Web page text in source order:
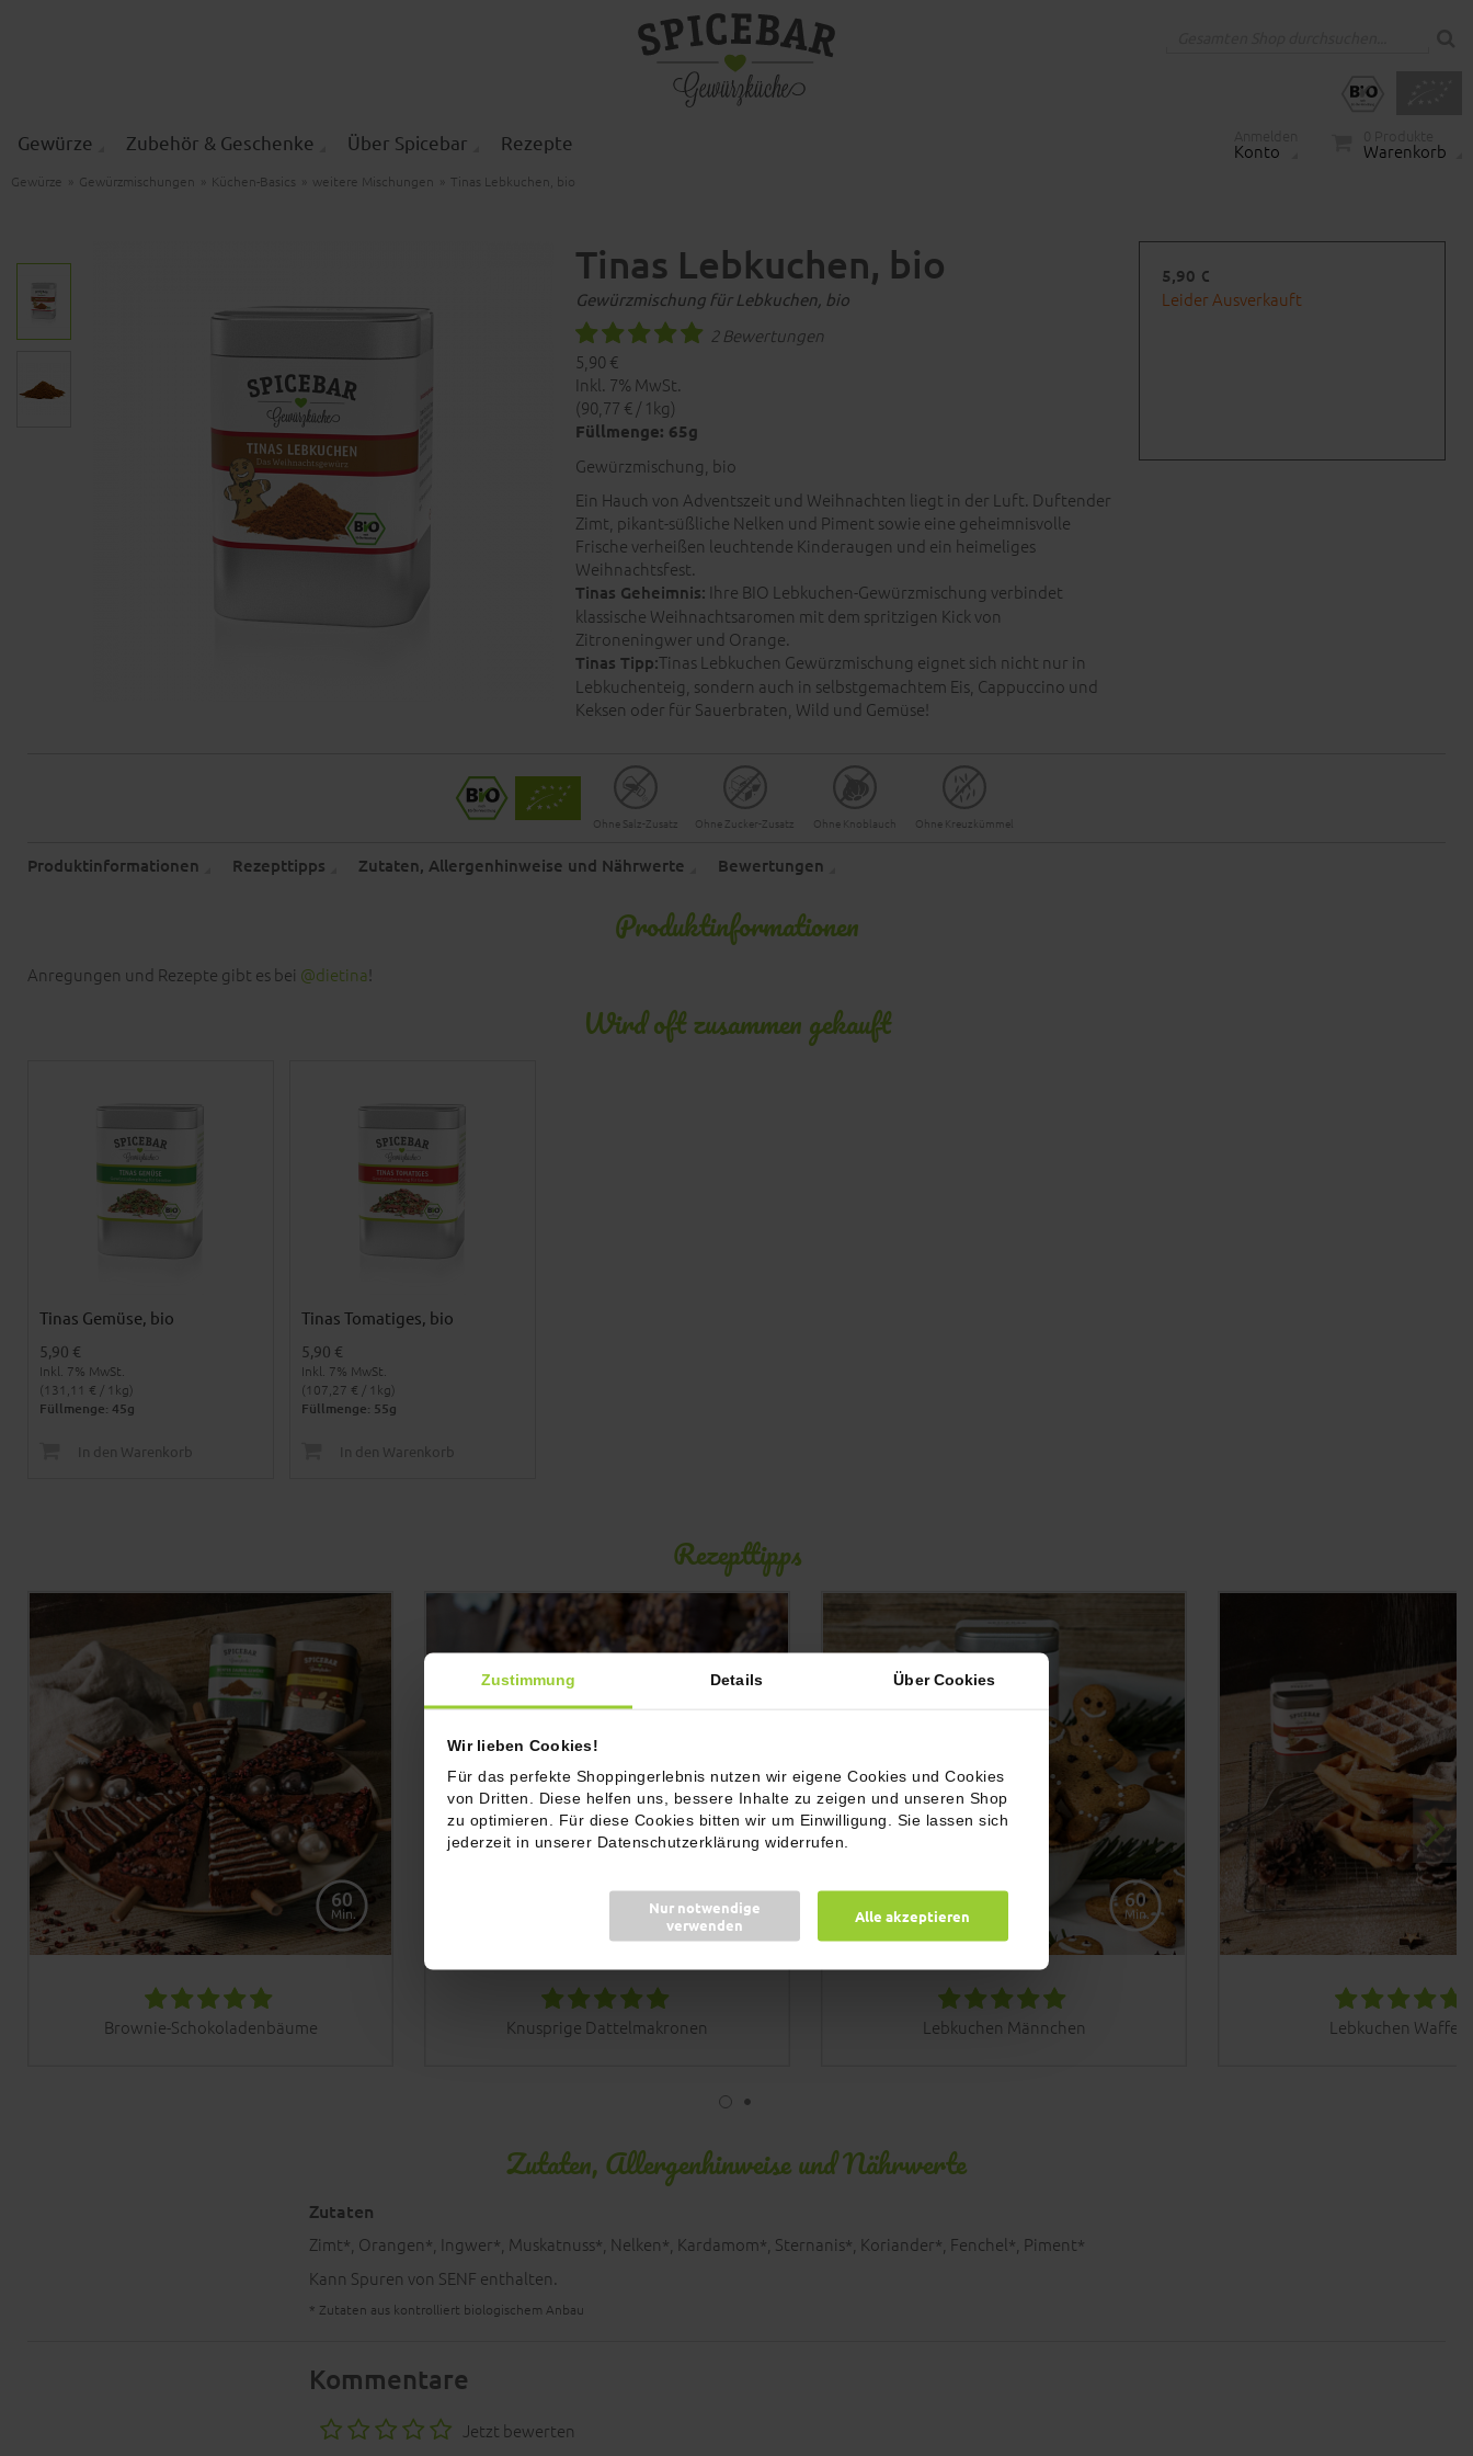
Zustimmung Details Über Cookies
Wir lieben Cookies!
Für das perfekte Shoppingerlebnis nutzen wir eigene Cookies und Cookies
von Dritten. Diese helfen uns, bessere Inhalte zu zeigen und unseren Shop
zu optimieren. Für diese Cookies bitten wir um Einwilligung. Sie lassen sich
jederzeit in unserer Datenschutzerklärung widerrufen.
Nur notwendige
verwenden
Alle akzeptieren
Konto Warenkorb
Gewürze Zubehör & Geschenke Über Spicebar Rezepte
Gewürze » Gewürzmischungen » Küchen-Basics » weitere Mischungen » Tinas Lebkuchen, bio
Tinas Lebkuchen, bio
Gewürzmischung für Lebkuchen, bio
2 Bewertungen
5,90 €
Inkl. 7% MwSt.
(90,77 € / 1kg)
Füllmenge: 65g
5,90 €
Leider Ausverkauft
Gewürzmischung, bio
Ein Hauch von Adventszeit und Weihnachten liegt in der Luft. Duftender
Zimt, pikant-süßliche Nelken und Piment sowie eine geheimnisvolle
Frische verheißen leuchtende Kinderaugen und ein heimeliges
Weihnachtsfest.
Tinas Geheimnis: Ihre BIO Lebkuchen-Gewürzmischung verbindet
klassische Weihnachtsaromen mit dem spritzigen Kick von
Zitroneningwer und Orange.
Tinas Tipp:Tinas Lebkuchen Gewürzmischung eignet sich nicht nur in
Lebkuchenteig, sondern auch in selbstgemachtem Eis, Cappuccino und
Keksen oder für Sauerbraten, Wild und Gemüse!
Ohne Salz-Zusatz Ohne Zucker-Zusatz Ohne Knoblauch Ohne Kreuzkümmel
Produktinformationen Rezepttipps Zutaten, Allergenhinweise und Nährwerte Bewertungen
Produktinformationen
Anregungen und Rezepte gibt es bei @dietina!
Wird oft zusammen gekauft
Tinas Gemüse, bio
5,90 €
Inkl. 7% MwSt.
(131,11 € / 1kg)
Füllmenge: 45g
In den Warenkorb
Tinas Tomatiges, bio
5,90 €
Inkl. 7% MwSt.
(107,27 € / 1kg)
Füllmenge: 55g
In den Warenkorb
Rezepttipps
Brownie-Schokoladenbäume Knusprige Dattelmakronen Lebkuchen Männchen Lebkuchen Waffeln
Zutaten, Allergenhinweise und Nährwerte
Zutaten
Zimt*, Orangen*, Ingwer*, Muskatnuss*, Nelken*, Kardamom*, Sternanis*, Koriander*, Fenchel*, Piment*
Kann Spuren von SENF enthalten.
* Zutaten aus kontrolliert biologischem Anbau
Kommentare
Jetzt bewerten